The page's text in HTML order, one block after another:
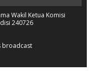
Wakil Ketua Komisi
240726
broadcast